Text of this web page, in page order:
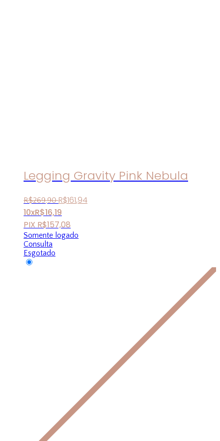
Legging Gravity Pink Nebula
R$269,90 R$161,94
10xR$16,19
PIX R$157,08
Somente logado
Consulta
Esgotado